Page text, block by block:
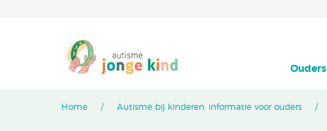
Ouders
Home Autisme bij kinderen: informatie voor ouders